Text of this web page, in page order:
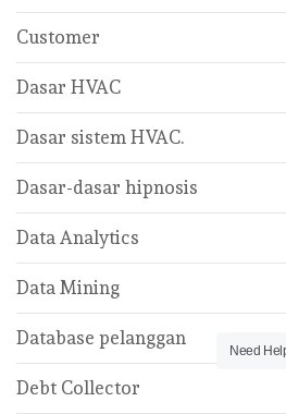
Customer
Dasar HVAC
Dasar sistem HVAC.
Dasar-dasar hipnosis
Data Analytics
Data Mining
Database pelanggan
Debt Collector
Need